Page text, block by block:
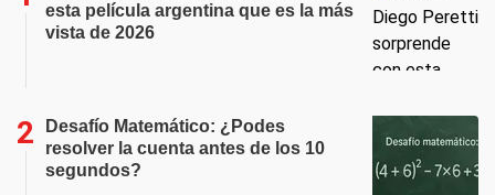
esta película argentina que es la más
vista de 2026
Desafío Matemático: ¿Podes
resolver la cuenta antes de los 10
segundos?